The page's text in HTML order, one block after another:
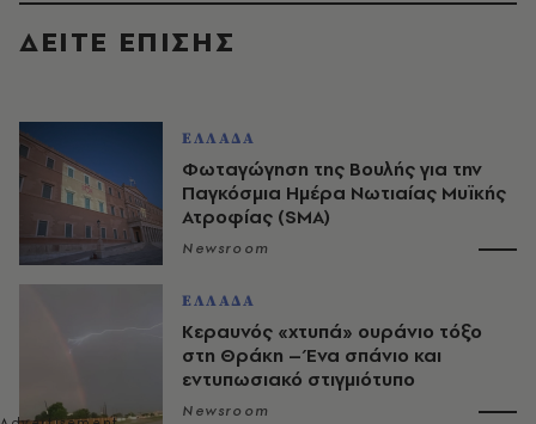
ΔΕΙΤΕ ΕΠΙΣΗΣ
ΕΛΛΑΔΑ
Φωταγώγηση της Βουλής για την
Παγκόσμια Ημέρα Νωτιαίας Μυϊκής
Ατροφίας (SMA)
Newsroom
ΕΛΛΑΔΑ
Κεραυνός «χτυπά» ουράνιο τόξο
στη Θράκη – Ένα σπάνιο και
εντυπωσιακό στιγμιότυπο
Newsroom